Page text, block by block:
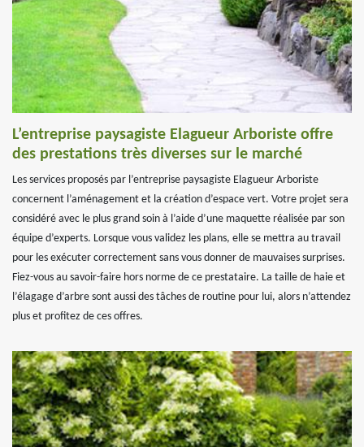
L’entreprise paysagiste Elagueur Arboriste offre
des prestations très diverses sur le marché
Les services proposés par l’entreprise paysagiste Elagueur Arboriste
concernent l’aménagement et la création d’espace vert. Votre projet sera
considéré avec le plus grand soin à l’aide d’une maquette réalisée par son
équipe d’experts. Lorsque vous validez les plans, elle se mettra au travail
pour les exécuter correctement sans vous donner de mauvaises surprises.
Fiez-vous au savoir-faire hors norme de ce prestataire. La taille de haie et
l’élagage d’arbre sont aussi des tâches de routine pour lui, alors n’attendez
plus et profitez de ces offres.